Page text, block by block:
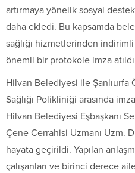
artırmaya yönelik sosyal
daha ekledi. Bu kapsamda
sağlığı hizmetlerinden
önemli bir protokole imza
Hilvan Belediyesi ile Şanlıurfa
Sağlığı Polikliniği arasında
Hilvan Belediyesi Eşbaşkanı
Çene Cerrahisi Uzmanı Uzm.
hayata geçirildi. Yapılan
çalışanları ve birinci derece